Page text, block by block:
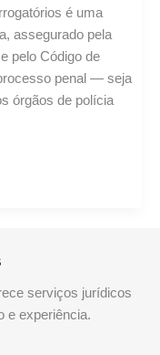
é uma
assegurado pela
pelo Código de
penal — seja
órgãos de polícia
serviços jurídicos
e experiência.